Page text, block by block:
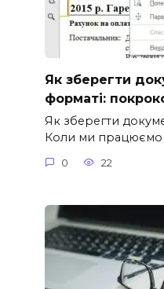
Як зберегти
форматі:
Як зберегти
Коли ми працюємо
0 22